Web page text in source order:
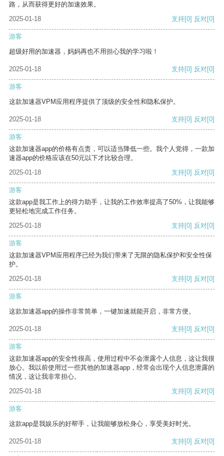
路，从而获得更好的加速效果。
2025-01-18
支持[0] 反对[0]
游客
超级好用的加速器，妈妈再也不用担心我的学习啦！
2025-01-18 支持[0] 反对[0]
游客
这款加速器VPM应用程序提供了顶级的安全性和隐私保护。
2025-01-18 支持[0] 反对[0]
游客
这款加速器app的价格有点贵，可以适当降低一些。我个人觉得，一款加
速器app的价格应该在50元以下才比较合理。
2025-01-18
支持[0] 反对[0]
游客
这款app是我工作上的得力助手，让我的工作效率提高了50%，让我能够
更轻松地完成工作任务。
2025-01-18
支持[0] 反对[0]
游客
这款加速器VPM应用程序已经为我们带来了无限的隐私保护和安全性保
护。
2025-01-18
支持[0] 反对[0]
游客
这款加速器app的操作非常简单，一键加速就能开启，非常方便。
2025-01-18 支持[0] 反对[0]
游客
这款加速器app的安全性很高，使用过程中不会泄露个人信息，这让我很
放心。我以前使用过一些其他的加速器app，经常会出现个人信息泄露的
情况，这让我非常担心。
2025-01-18
支持[0] 反对[0]
游客
这款app是我娱乐的好帮手，让我能够放松身心，享受美好时光。
2025-01-18 支持[0] 反对[0]